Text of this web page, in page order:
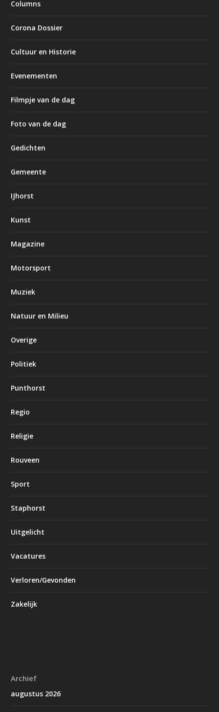
Columns
Corona Dossier
Cultuur en Historie
Evenementen
Filmpje van de dag
Foto van de dag
Gedichten
Gemeente
IJhorst
Kunst
Magazine
Motorsport
Muziek
Natuur en Milieu
Overige
Politiek
Punthorst
Regio
Religie
Rouveen
Sport
Staphorst
Uitgelicht
Vacatures
Verloren/Gevonden
Zakelijk
Archief
augustus 2026